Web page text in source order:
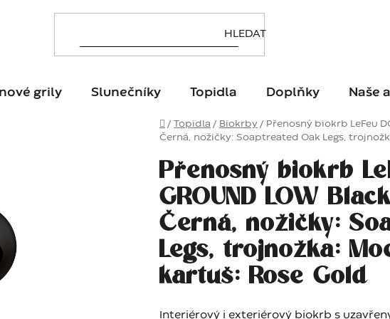
grily Slunečníky Topidla Doplňky Naše
Domů
/ Topidla / Biokrby / Přenosný biokrb LeFeu
Černá, nožičky: Soaptreated Oak Legs,
Přenosný biokrb
GROUND LOW
Černá, nožičky:
Legs, trojnožka:
kartuš: Rose Gold
Interiérový i exteriérový biokrb s